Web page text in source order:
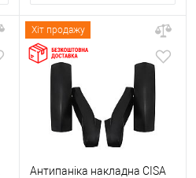
Хіт продажу
Антипаніка накладна CISA